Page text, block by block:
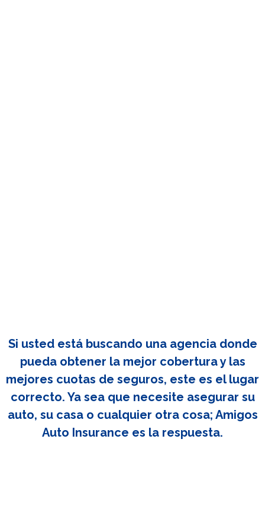
Si usted está buscando una agencia donde
pueda obtener la mejor cobertura y las
mejores cuotas de seguros, este es el lugar
correcto. Ya sea que necesite asegurar su
auto, su casa o cualquier otra cosa; Amigos
Auto Insurance es la respuesta.